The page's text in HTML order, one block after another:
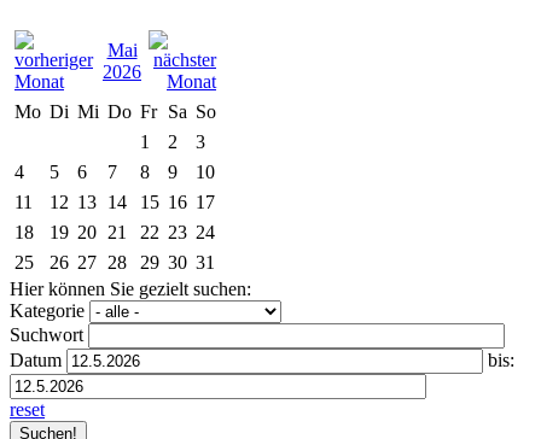
Mai
2026
Mo Di Mi Do Fr Sa So
1
2
3
4
5 6 7 8 9
10
11
12 13 14 15 16 17
18
19 20 21 22 23 24
25
26 27 28 29 30 31
Hier können Sie gezielt suchen:
Kategorie
Suchwort
Datum
bis:
reset